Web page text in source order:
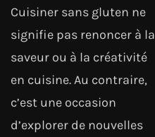
Cuisiner sans gluten ne
signifie pas renoncer à la
saveur ou à la créativité
en cuisine. Au contraire,
c’est une occasion
d’explorer de nouvelles